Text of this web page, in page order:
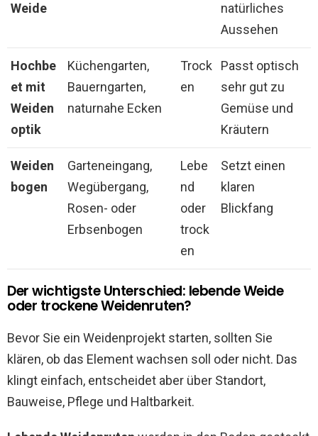
Weide
natürliches
Aussehen
Hochbe
et mit
Weiden
optik
Küchengarten,
Bauerngarten,
naturnahe Ecken
Trock
en
Passt optisch
sehr gut zu
Gemüse und
Kräutern
Weiden
bogen
Garteneingang,
Wegübergang,
Rosen- oder
Erbsenbogen
Lebe
nd
oder
trock
en
Setzt einen
klaren
Blickfang
Der wichtigste Unterschied: lebende Weide
oder trockene Weidenruten?
Bevor Sie ein Weidenprojekt starten, sollten Sie
klären, ob das Element wachsen soll oder nicht. Das
klingt einfach, entscheidet aber über Standort,
Bauweise, Pflege und Haltbarkeit.